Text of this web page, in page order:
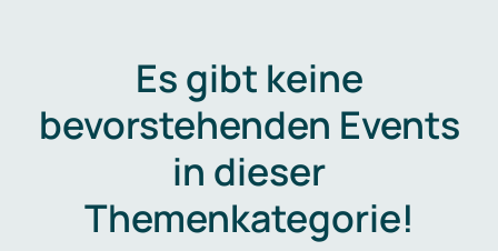
Es gibt keine
bevorstehenden Events
in dieser
Themenkategorie!